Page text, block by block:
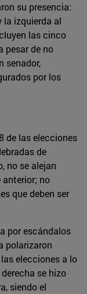
su presencia:
la izquierda al
las cinco
pesar de no
senador,
por los
de las elecciones
de
no se alejan
no
que deben ser
por escándalos
polarizaron
elecciones a lo
se hizo
siendo el